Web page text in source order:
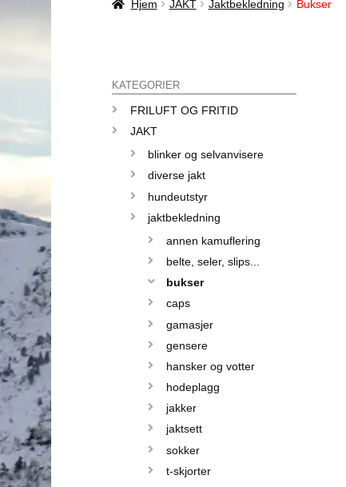
Hjem JAKT Jaktbekledning Bukser
KATEGORIER
FRILUFT OG FRITID
JAKT
blinker og selvanvisere
diverse jakt
hundeutstyr
jaktbekledning
annen kamuflering
belte, seler, slips...
bukser
caps
gamasjer
gensere
hansker og votter
hodeplagg
jakker
jaktsett
sokker
t-skjorter